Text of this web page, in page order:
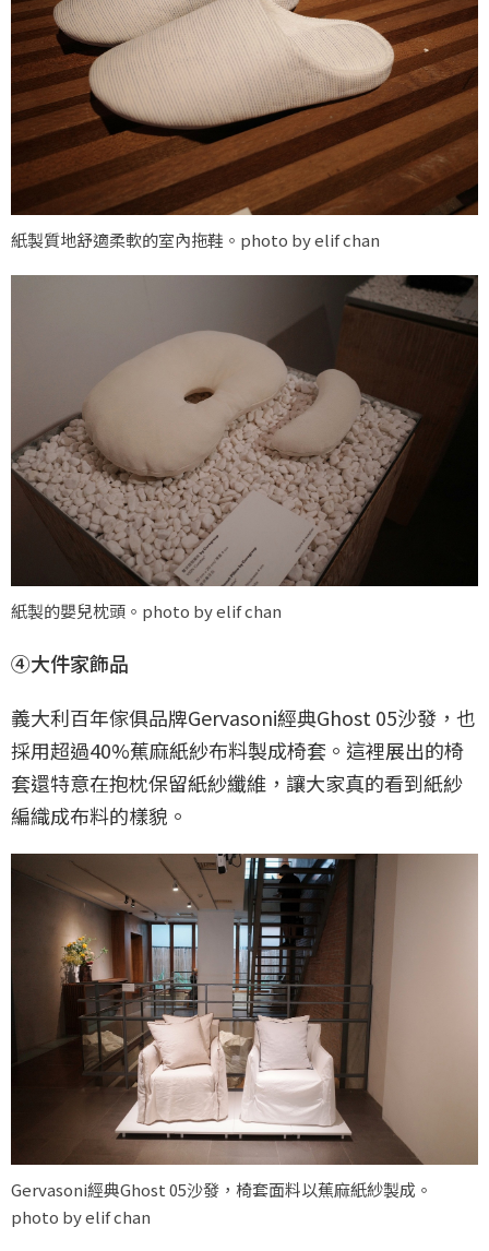
紙製質地舒適柔軟的室內拖鞋。photo by elif chan
紙製的嬰兒枕頭。photo by elif chan
④大件家飾品
義大利百年傢俱品牌Gervasoni經典Ghost 05沙發，也
採用超過40%蕉麻紙紗布料製成椅套。這裡展出的椅
套還特意在抱枕保留紙紗纖維，讓大家真的看到紙紗
編織成布料的樣貌。
Gervasoni經典Ghost 05沙發，椅套面料以蕉麻紙紗製成。
photo by elif chan